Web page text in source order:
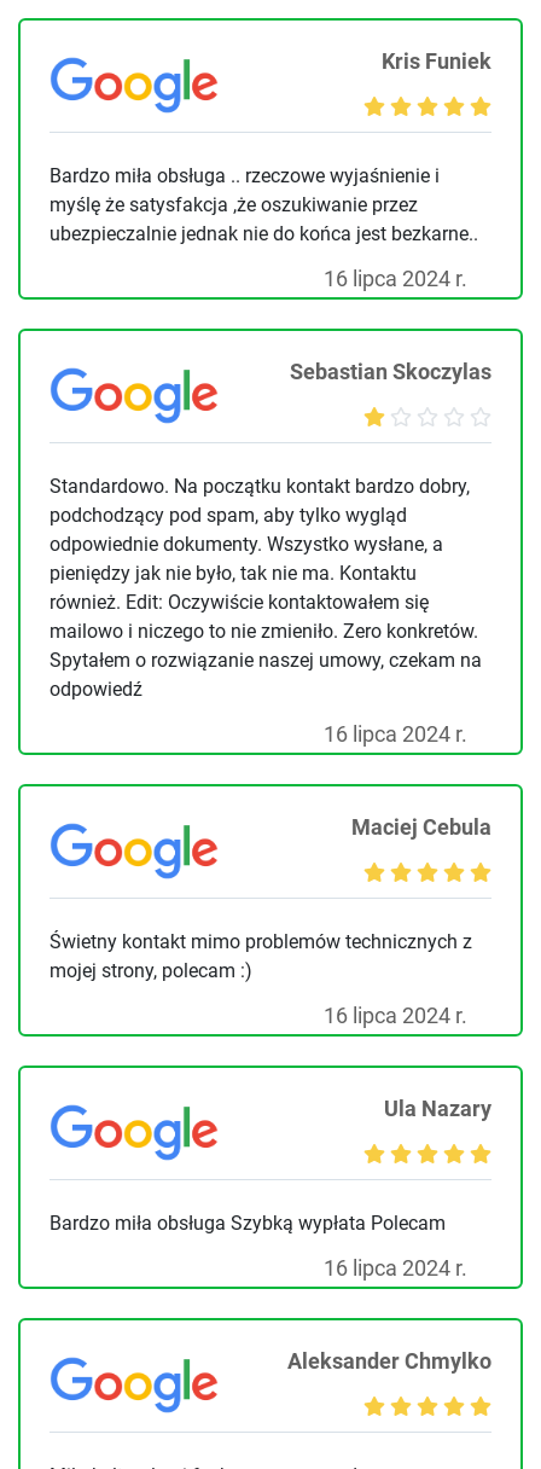
Kris Funiek
Bardzo miła obsługa .. rzeczowe wyjaśnienie i
myślę że satysfakcja ,że oszukiwanie przez
ubezpieczalnie jednak nie do końca jest bezkarne..
16 lipca 2024 r.
Sebastian Skoczylas
Standardowo. Na początku kontakt bardzo dobry,
podchodzący pod spam, aby tylko wygląd
odpowiednie dokumenty. Wszystko wysłane, a
pieniędzy jak nie było, tak nie ma. Kontaktu
również. Edit: Oczywiście kontaktowałem się
mailowo i niczego to nie zmieniło. Zero konkretów.
Spytałem o rozwiązanie naszej umowy, czekam na
odpowiedź
16 lipca 2024 r.
Maciej Cebula
Świetny kontakt mimo problemów technicznych z
mojej strony, polecam :)
16 lipca 2024 r.
Ula Nazary
Bardzo miła obsługa Szybką wypłata Polecam
16 lipca 2024 r.
Aleksander Chmylko